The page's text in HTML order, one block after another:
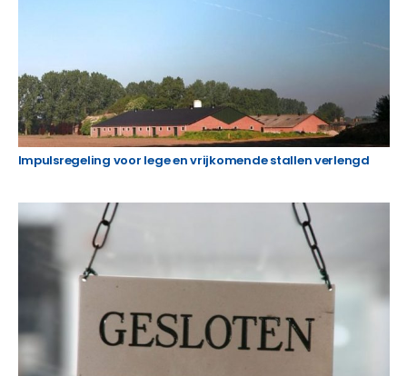
Impulsregeling voor lege en vrijkomende stallen verlengd